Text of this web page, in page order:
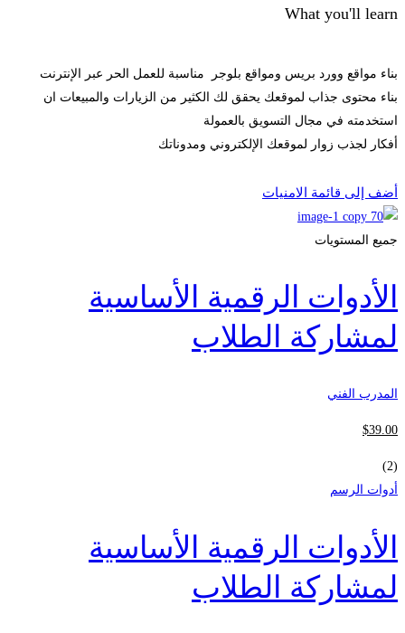
What you'll learn
بناء مواقع وورد بريس ومواقع بلوجر مناسبة للعمل الحر عبر الإنترنت
بناء محتوى جذاب لموقعك يحقق لك الكثير من الزيارات والمبيعات ان
استخدمته في مجال التسويق بالعمولة
أفكار لجذب زوار لموقعك الإلكتروني ومدوناتك
أضف إلى قائمة الامنيات
جميع المستويات
الأدوات الرقمية الأساسية
لمشاركة الطلاب
المدرب الفني
$39.00
(2)
أدوات الرسم
الأدوات الرقمية الأساسية
لمشاركة الطلاب